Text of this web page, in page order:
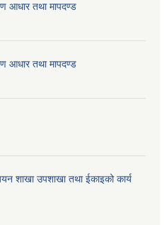
आधार तथा मापदण्ड
आधार तथा मापदण्ड
शाखा उपशाखा तथा ईकाइको कार्य